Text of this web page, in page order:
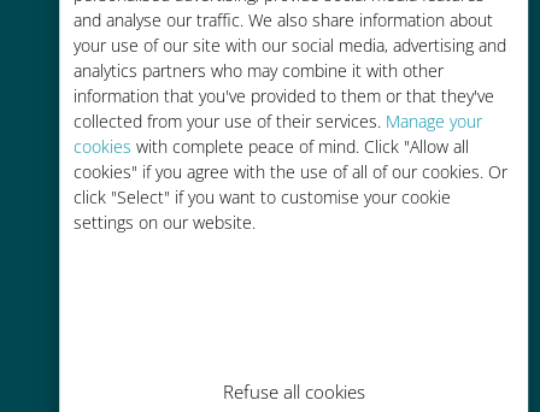
and analyse our traffic. We also share information about
your use of our site with our social media, advertising and
analytics partners who may combine it with other
information that you've provided to them or that they've
collected from your use of their services. Manage your
cookies with complete peace of mind. Click "Allow all
cookies" if you agree with the use of all of our cookies. Or
click "Select" if you want to customise your cookie
settings on our website.
Refuse all cookies
90% 저렴합니다.
간편한 충전
Wi-Fi나 남은 데이터가 없어도 Ubigi